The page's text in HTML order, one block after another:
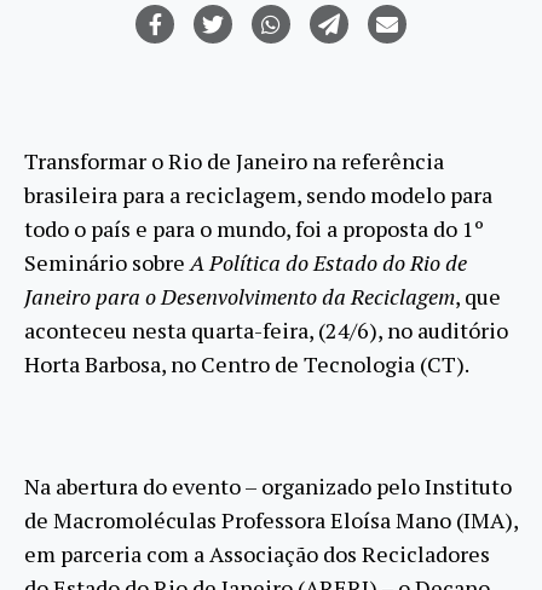
Transformar o Rio de Janeiro na referência
brasileira para a reciclagem, sendo modelo para
todo o país e para o mundo, foi a proposta do 1º
Seminário sobreA Política do Estado do Rio de
Janeiro para o Desenvolvimento da Reciclagem, que
aconteceu nesta quarta-feira, (24/6), no auditório
Horta Barbosa, no Centro de Tecnologia (CT).
Na abertura do evento – organizado pelo Instituto
de Macromoléculas Professora Eloísa Mano (IMA),
em parceria com a Associação dos Recicladores